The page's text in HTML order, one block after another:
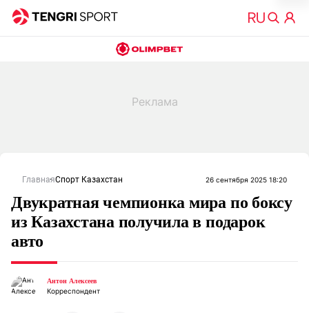
ГлавнаяСпорт Казахстан 26 сентября 2025 18:20
Двукратная чемпионка мира по боксу
из Казахстана получила в подарок
авто
Антон Алексеев
Корреспондент